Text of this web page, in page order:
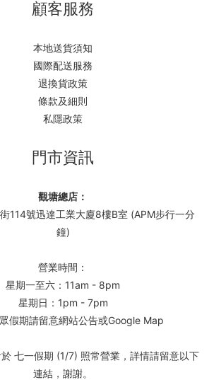
顧客服務
本地送貨須知
國際配送服務
退換貨政策
條款及細則
私隱政策
門市資訊
觀塘總店：
114號迅達工業大廈8樓B室 (APM步行一分
鐘)
營業時間：
星期一至六：11am - 8pm
星期日：1pm - 7pm
假期請留意網站公告或Google Map
七一假期 (1/7) 照常營業，詳情請留意以下
連結，謝謝。